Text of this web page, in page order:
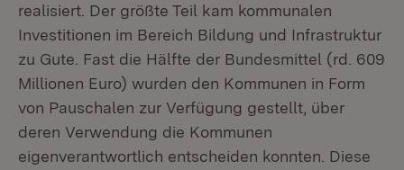
realisiert. Der größte Teil kam kommunalen
Investitionen im Bereich Bildung und Infrastruktur
zu Gute. Fast die Hälfte der Bundesmittel (rd. 609
Millionen Euro) wurden den Kommunen in Form
von Pauschalen zur Verfügung gestellt, über
deren Verwendung die Kommunen
eigenverantwortlich entscheiden konnten. Diese